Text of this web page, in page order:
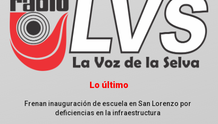
Lo último
Frenan inauguración de escuela en San Lorenzo por
deficiencias en la infraestructura